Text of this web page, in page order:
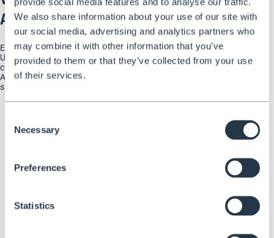
We also share information about your use of our site with
our social media, advertising and analytics partners who
may combine it with other information that you’ve
provided to them or that they’ve collected from your use
of their services.
Selection
Necessary
Preferences
Statistics
Arbeitsplattform
Erreichen Sie neue Höhen und erweitern Sie Ihr Einsatzspektrum.
Unsere verstellbare Plattform bietet einen Arbeitsbereich von 150
cm bis 330 cm für die ATTP 3 und von 210 cm bis 430 cm für die
ATTP 5 – ideal für hohe Decken und schwer erreichbare Äste. Die
sichere Arbeitslast beträg 150 kg.